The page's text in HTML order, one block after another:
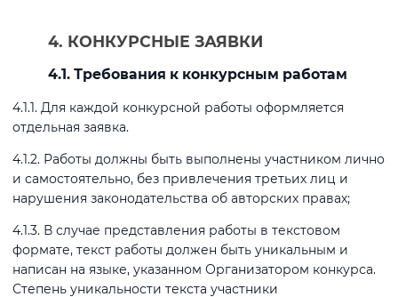
4. КОНКУРСНЫЕ ЗАЯВКИ
4.1. Требования к конкурсным работам
4.1.1. Для каждой конкурсной работы оформляется
отдельная заявка.
4.1.2. Работы должны быть выполнены участником лично
и самостоятельно, без привлечения третьих лиц и
нарушения законодательства об авторских правах;
4.1.3. В случае представления работы в текстовом
формате, текст работы должен быть уникальным и
написан на языке, указанном Организатором конкурса.
Степень уникальности текста участники